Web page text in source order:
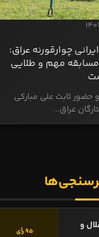
چوارقورنه عراق:
مهم و طلایی
حضور ثابت علی مبارکی
عراق...
و
95 رأی